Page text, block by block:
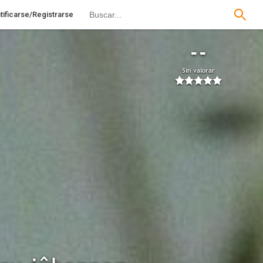
Registrarse
--
Sin valorar